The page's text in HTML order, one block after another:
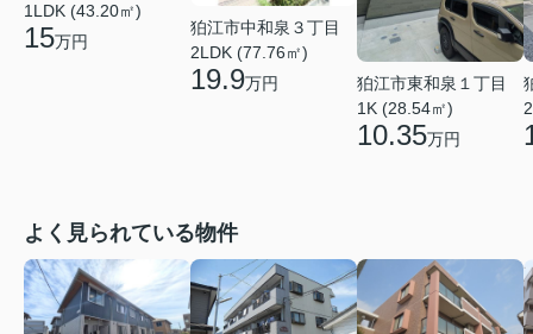
1LDK (43.20㎡)
15万円
狛江市中和泉３丁目
2LDK (77.76㎡)
19.9万円
狛江市東和泉１丁目
1K (28.54㎡)
10.35万円
よく見られている物件